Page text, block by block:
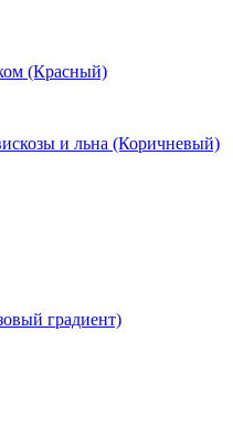
(Красный)
и льна (Коричневый)
градиент)